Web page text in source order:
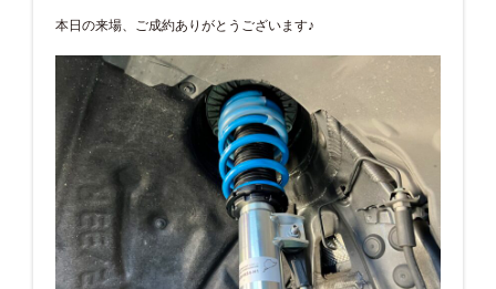
本日の来場、ご成約ありがとうございます♪